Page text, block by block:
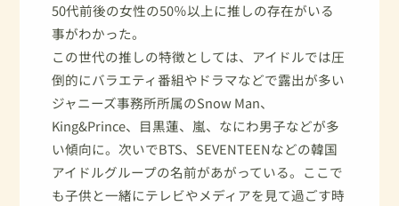
50代前後の女性の50％以上に推しの存在がいる
事がわかった。
この世代の推しの特徴としては、アイドルでは圧
倒的にバラエティ番組やドラマなどで露出が多い
ジャニーズ事務所所属のSnow Man、
King&Prince、目黒蓮、嵐、なにわ男子などが多
い傾向に。次いでBTS、SEVENTEENなどの韓国
アイドルグループの名前があがっている。ここで
も子供と一緒にテレビやメディアを見て過ごす時